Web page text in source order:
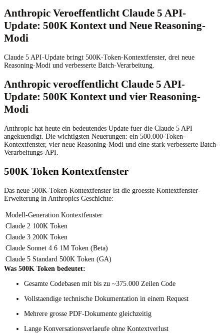
Anthropic Veroeffentlicht Claude 5 API-
Update: 500K Kontext und Neue Reasoning-
Modi
Claude 5 API-Update bringt 500K-Token-Kontextfenster, drei neue
Reasoning-Modi und verbesserte Batch-Verarbeitung.
Anthropic veroeffentlicht Claude 5 API-
Update: 500K Kontext und vier Reasoning-
Modi
Anthropic hat heute ein bedeutendes Update fuer die Claude 5 API
angekuendigt. Die wichtigsten Neuerungen: ein 500.000-Token-
Kontextfenster, vier neue Reasoning-Modi und eine stark verbesserte Batch-
Verarbeitungs-API.
500K Token Kontextfenster
Das neue 500K-Token-Kontextfenster ist die groesste Kontextfenster-
Erweiterung in Anthropics Geschichte:
Modell-Generation Kontextfenster
Claude 2 100K Token
Claude 3 200K Token
Claude Sonnet 4.6 1M Token (Beta)
Claude 5 Standard 500K Token (GA)
Was 500K Token bedeutet:
Gesamte Codebasen mit bis zu ~375.000 Zeilen Code
Vollstaendige technische Dokumentation in einem Request
Mehrere grosse PDF-Dokumente gleichzeitig
Lange Konversationsverlaeufe ohne Kontextverlust